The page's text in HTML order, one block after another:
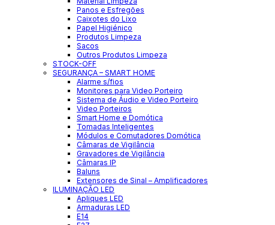
Panos e Esfregões
Caixotes do Lixo
Papel Higiénico
Produtos Limpeza
Sacos
Outros Produtos Limpeza
STOCK-OFF
SEGURANÇA – SMART HOME
Alarme s/fios
Monitores para Video Porteiro
Sistema de Áudio e Video Porteiro
Video Porteiros
Smart Home e Domótica
Tomadas Inteligentes
Módulos e Comutadores Domótica
Câmaras de Vigilância
Gravadores de Vigilância
Câmaras IP
Baluns
Extensores de Sinal – Amplificadores
ILUMINAÇÃO LED
Apliques LED
Armaduras LED
E14